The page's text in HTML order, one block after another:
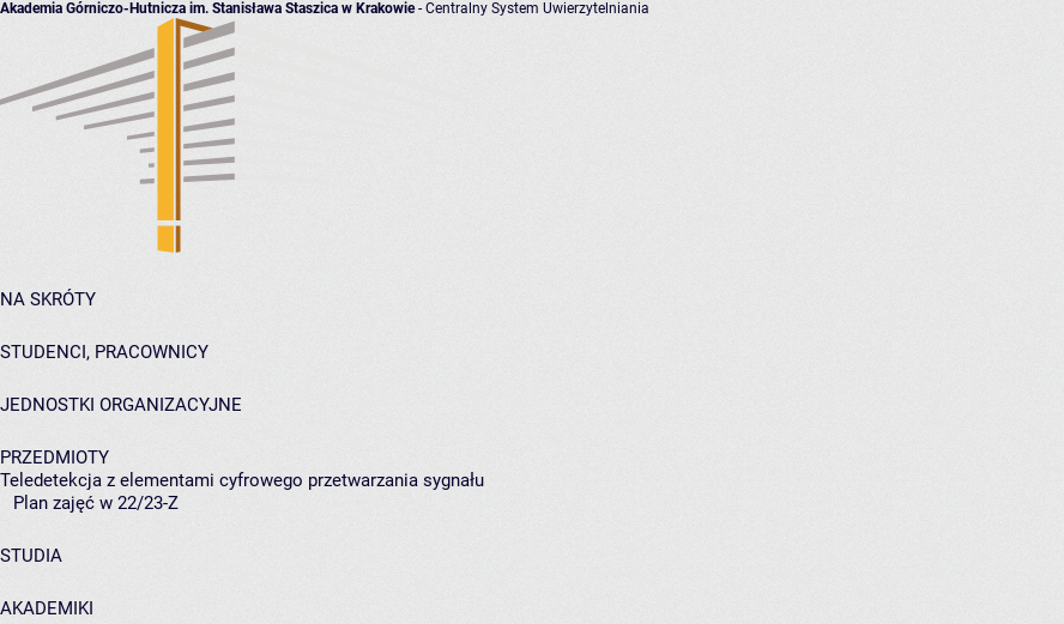
Akademia Górniczo-Hutnicza im. Stanisława Staszica w Krakowie- Centralny System Uwierzytelniania
NA SKRÓTY
STUDENCI, PRACOWNICY
JEDNOSTKI ORGANIZACYJNE
PRZEDMIOTY
Teledetekcja z elementami cyfrowego przetwarzania sygnału
Plan zajęć w 22/23-Z
STUDIA
AKADEMIKI